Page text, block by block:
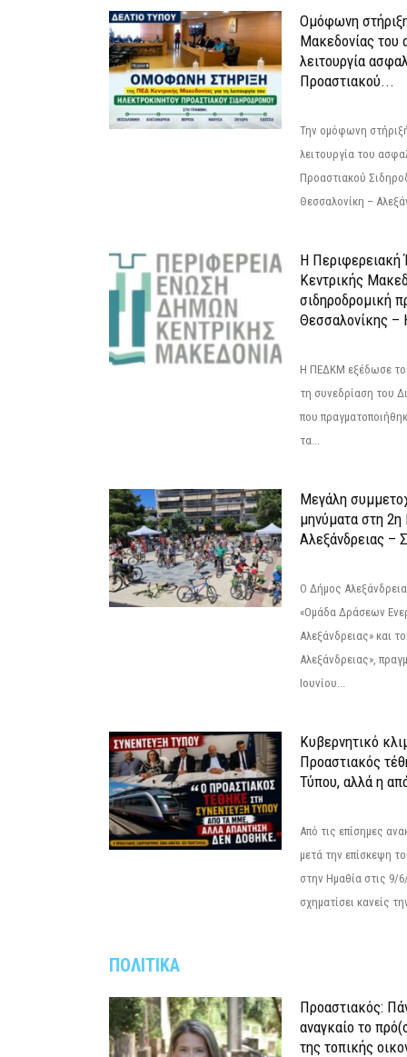
Ομόφωνη
Μακεδονίας του
λειτουργία
Προαστιακού...
Την ομόφωνη
λειτουργία του
Προαστιακού
Θεσσαλονίκη –
Η
Κεντρικής
σιδηροδρομική
Θεσσαλονίκης –
Η ΠΕΔΚΜ εξέδωσε το
τη συνεδρίαση του
που
τα...
Μεγάλη
μηνύματα στη
Αλεξάνδρειας –
Ο Δήμος
«Ομάδα Δράσεων
Αλεξάνδρειας» και
Αλεξάνδρειας»,
Ιουνίου...
Κυβερνητικό
Προαστιακός
Τύπου, αλλά η
Από τις επίσημες
μετά την επίσκεψη
στην Ημαθία στις 9/
σχηματίσει κανείς
ΠΟΛΙΤΙΚΑ
Προαστιακός:
αναγκαίο το
της τοπικής